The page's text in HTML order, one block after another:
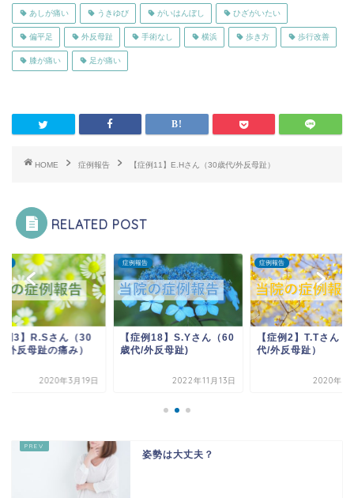
あしが痛い うきゆび がいはんぼし ひざがいたい
偏平足 外反母趾 手術なし 横浜 歩き方 歩行改善
膝が痛い 足が痛い
HOME 症例報告 【症例11】E.Hさん（30歳代/外反母趾）
RELATED POST
例3】R.Sさん（30
/外反母趾の痛み）
2020年3月19日
症例報告
【症例18】S.Yさん（60
歳代/外反母趾)
2022年11月13日
症例報告
【症例2】T.Tさん（
代/外反母趾）
2020年3
姿勢は大丈夫？